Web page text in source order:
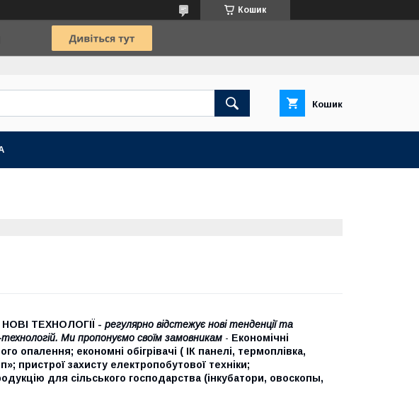
Кошик
Кошик
ТЕХНОЛОГІЇ - регулярно відстежує нові тенденції та
Ми пропонуємо своїм замовникам - Економічні
опалення; економні обігрівачі ( ІК панелі, термоплівка,
пристрої захисту електропобутової техніки;
для сільського господарства (інкубатори, овоскопы,